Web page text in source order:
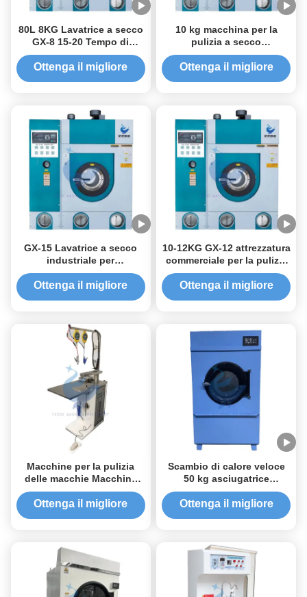
80L 8KG Lavatrice a secco
GX-8 15-20 Tempo di
lavaggio
Ottenga il migliore
10 kg macchina per la
pulizia a secco
completamente automatica
commerciale GX-10
Ottenga il migliore
GX-15 Lavatrice a secco
industriale per
abbigliamento 13-15kg
160L
Ottenga il migliore
10-12KG GX-12 attrezzatura
commerciale per la pulizia
a secco 130L lavatrice a
secco
Ottenga il migliore
Macchine per la pulizia
delle macchie Macchine
per la pulizia a secco
Ottenga il migliore
Scambio di calore veloce
50 kg asciugatrice
industriale asciugatrice di
abbigliamento industriale
Ottenga il migliore